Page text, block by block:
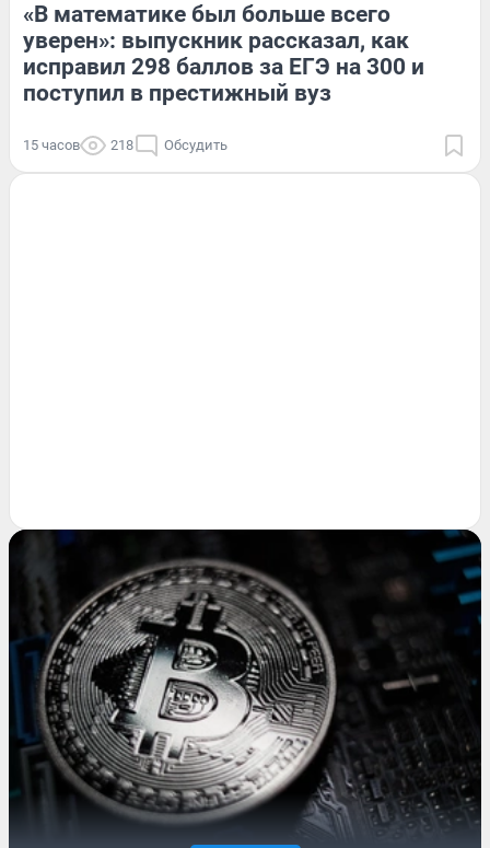
«В математике был больше всего
уверен»: выпускник рассказал, как
исправил 298 баллов за ЕГЭ на 300 и
поступил в престижный вуз
15 часов 218 Обсудить